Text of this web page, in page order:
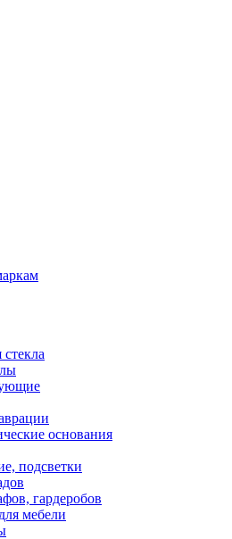
основания
подсветки
гардеробов
мебели